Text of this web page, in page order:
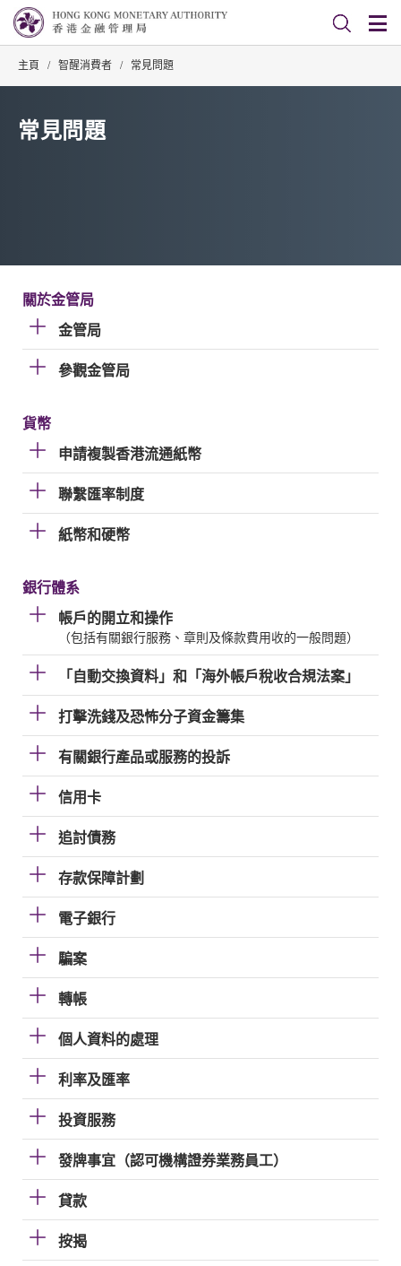
主頁 / 智醒消費者 / 常見問題
常見問題
關於金管局
金管局
參觀金管局
貨幣
申請複製香港流通紙幣
聯繫匯率制度
紙幣和硬幣
銀行體系
帳戶的開立和操作
（包括有關銀行服務、章則及條款費用收的一般問題）
「自動交換資料」和「海外帳戶稅收合規法案」
打擊洗錢及恐怖分子資金籌集
有關銀行產品或服務的投訴
信用卡
追討債務
存款保障計劃
電子銀行
騙案
轉帳
個人資料的處理
利率及匯率
投資服務
發牌事宜（認可機構證券業務員工）
貸款
按揭